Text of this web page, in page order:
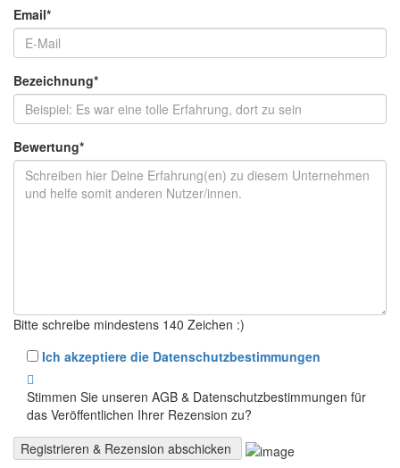
Email*
Bezeichnung*
Bewertung*
Bitte schreibe mindestens 140 Zeichen :)
Ich akzeptiere die Datenschutzbestimmungen
Stimmen Sie unseren AGB & Datenschutzbestimmungen für
das Veröffentlichen Ihrer Rezension zu?